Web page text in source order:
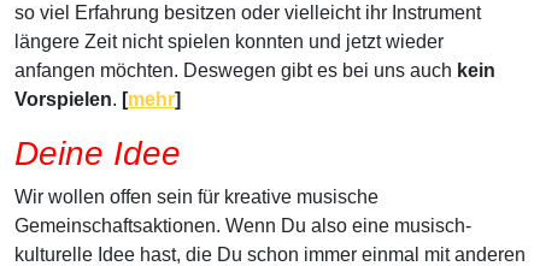
so viel Erfahrung besitzen oder vielleicht ihr Instrument
längere Zeit nicht spielen konnten und jetzt wieder
anfangen möchten. Deswegen gibt es bei uns auch kein
Vorspielen. [mehr]
Deine Idee
Wir wollen offen sein für kreative musische
Gemeinschaftsaktionen. Wenn Du also eine musisch-
kulturelle Idee hast, die Du schon immer einmal mit anderen